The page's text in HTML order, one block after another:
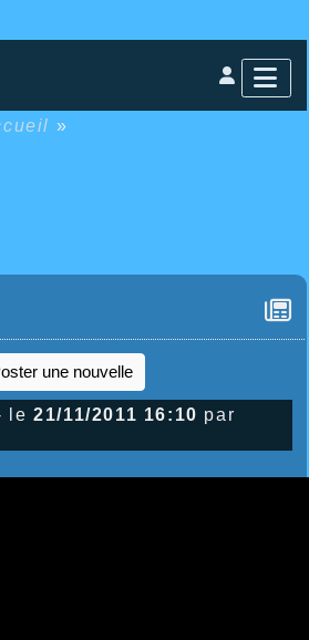
»
une nouvelle
le21/11/2011 16:10 par